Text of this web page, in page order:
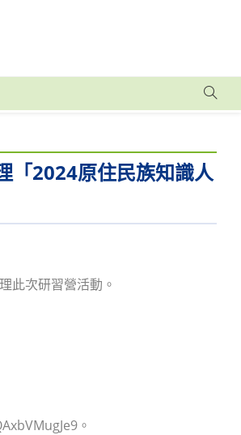
「2024原住民族知識人
此次研習營活動。
。